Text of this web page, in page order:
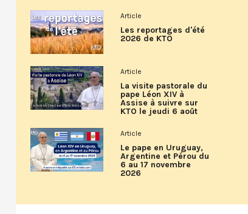
Article
Les reportages d'été
2026 de KTO
Article
La visite pastorale du
pape Léon XIV à
Assise à suivre sur
KTO le jeudi 6 août
Article
Le pape en Uruguay,
Argentine et Pérou du
6 au 17 novembre
2026